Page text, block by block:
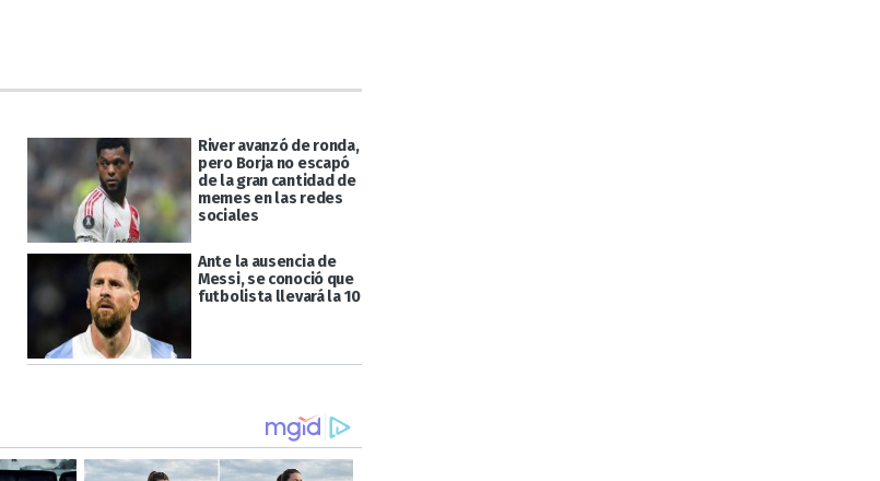
River avanzó de ronda,
pero Borja no escapó
de la gran cantidad de
memes en las redes
sociales
Ante la ausencia de
Messi, se conoció que
futbolista llevará la 10